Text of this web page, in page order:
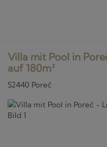
Villa mit Pool in
auf 180m²
52440 Poreč